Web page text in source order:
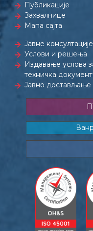
Публикације
Захвалнице
Мапа сајта
Јавне консултације
Услови и решења
Издавање услова
техничка
Јавно достављање